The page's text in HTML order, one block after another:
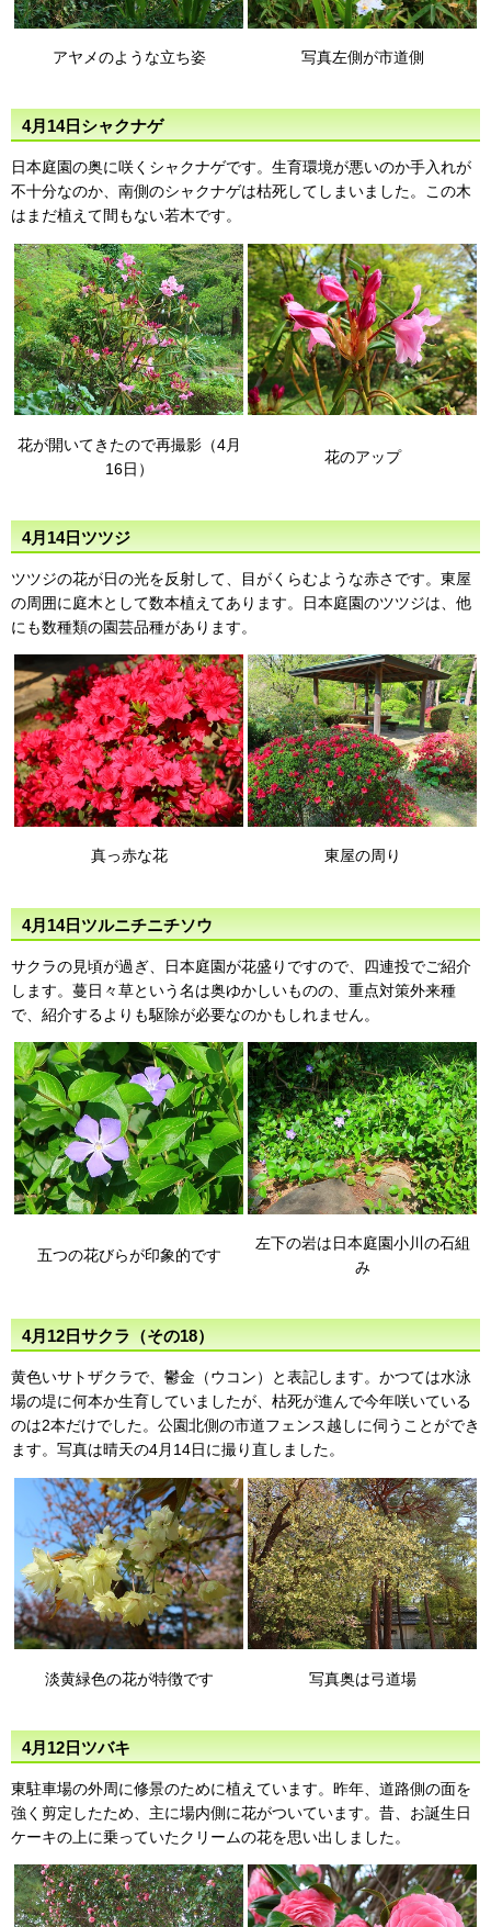
アヤメのような立ち姿 写真左側が市道側
4月14日シャクナゲ
日本庭園の奥に咲くシャクナゲです。生育環境が悪いのか手入れが
不十分なのか、南側のシャクナゲは枯死してしまいました。この木
はまだ植えて間もない若木です。
花が開いてきたので再撮影（4月
16日）
花のアップ
4月14日ツツジ
ツツジの花が日の光を反射して、目がくらむような赤さです。東屋
の周囲に庭木として数本植えてあります。日本庭園のツツジは、他
にも数種類の園芸品種があります。
真っ赤な花 東屋の周り
4月14日ツルニチニチソウ
サクラの見頃が過ぎ、日本庭園が花盛りですので、四連投でご紹介
します。蔓日々草という名は奥ゆかしいものの、重点対策外来種
で、紹介するよりも駆除が必要なのかもしれません。
五つの花びらが印象的です
左下の岩は日本庭園小川の石組
み
4月12日サクラ（その18）
黄色いサトザクラで、鬱金（ウコン）と表記します。かつては水泳
場の堤に何本か生育していましたが、枯死が進んで今年咲いている
のは2本だけでした。公園北側の市道フェンス越しに伺うことができ
ます。写真は晴天の4月14日に撮り直しました。
淡黄緑色の花が特徴です 写真奥は弓道場
4月12日ツバキ
東駐車場の外周に修景のために植えています。昨年、道路側の面を
強く剪定したため、主に場内側に花がついています。昔、お誕生日
ケーキの上に乗っていたクリームの花を思い出しました。